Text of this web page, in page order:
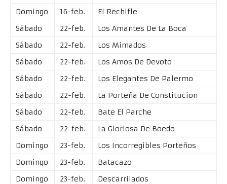
Domingo
16-feb.
El Rechifle
Sábado
22-feb.
Los Amantes De La Boca
Sábado
22-feb.
Los Mimados
Sábado
22-feb.
Los Amos De Devoto
Sábado
22-feb.
Los Elegantes De Palermo
Sábado
22-feb.
La Porteña De Constitucion
Sábado
22-feb.
Bate El Parche
Sábado
22-feb.
La Gloriosa De Boedo
Domingo
23-feb.
Los Incorregibles Porteños
Domingo
23-feb.
Batacazo
Domingo
23-feb.
Descarrilados